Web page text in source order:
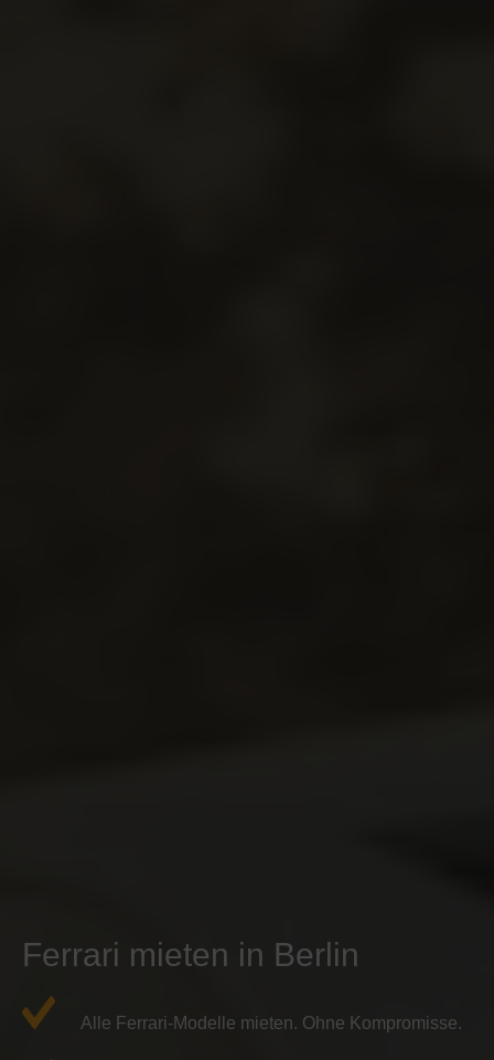
Ferrari mieten in Berlin
Alle Ferrari-Modelle mieten. Ohne Kompromisse.